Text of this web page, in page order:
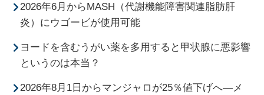
2026年6月からMASH（代謝機能障害関連脂肪肝
炎）にウゴービが使用可能
ヨードを含むうがい薬を多用すると甲状腺に悪影響
というのは本当？
2026年8月1日からマンジャロが25％値下げへ―メ